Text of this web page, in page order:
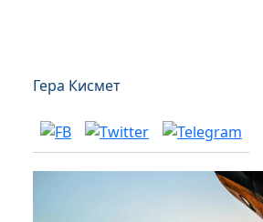
Гера Кисмет